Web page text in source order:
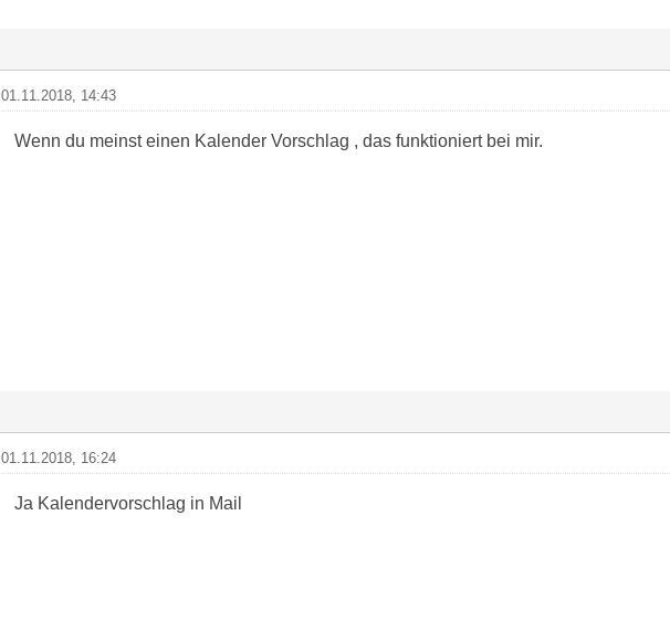
01.11.2018, 14:43
Wenn du meinst einen Kalender Vorschlag , das funktioniert bei mir.
01.11.2018, 16:24
Ja Kalendervorschlag in Mail